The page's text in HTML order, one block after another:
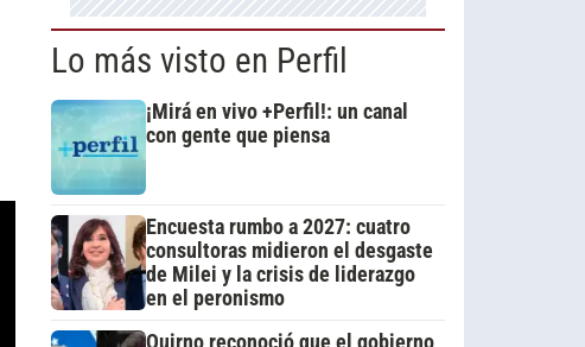
Lo más visto en Perfil
¡Mirá en vivo +Perfil!: un canal
con gente que piensa
Encuesta rumbo a 2027: cuatro
consultoras midieron el desgaste
de Milei y la crisis de liderazgo
en el peronismo
Quirno reconoció que el gobierno